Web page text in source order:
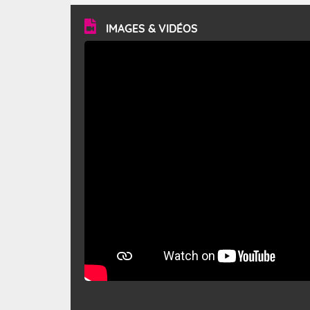
vitesse moyenne de 50 km/h et atteindre 80 à 100 km/h
en rafales, parfois davantage. Il parcourt la basse vallée
du Rhône et la Provence et envahit le littoral
méditerranéen à partir de la Camargue.
IMAGES & VIDÉOS